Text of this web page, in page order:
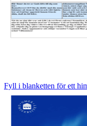
Fyll i blanketten för ett